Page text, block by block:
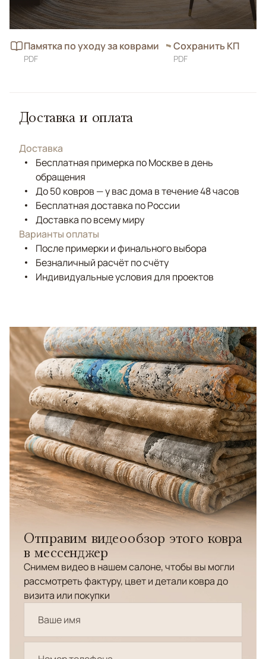
Памятка по уходу за коврами
PDF
Сохранить КП
PDF
Доставка и оплата
Доставка
Бесплатная примерка по Москве в день
обращения
До 50 ковров — у вас дома в течение 48 часов
Бесплатная доставка по России
Доставка по всему миру
Варианты оплаты
После примерки и финального выбора
Безналичный расчёт по счёту
Индивидуальные условия для проектов
Отправим видеообзор этого ковра
в мессенджер
Снимем видео в нашем салоне, чтобы вы могли
рассмотреть фактуру, цвет и детали ковра до
визита или покупки